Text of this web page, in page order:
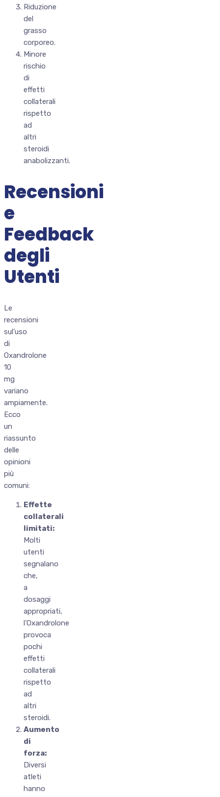
Riduzione
del
grasso
corporeo.
Minore
rischio
di
effetti
collaterali
rispetto
ad
altri
steroidi
anabolizzanti.
Recensioni
e
Feedback
degli
Utenti
Le
recensioni
sul’uso
di
Oxandrolone
10
mg
variano
ampiamente.
Ecco
un
riassunto
delle
opinioni
più
comuni:
Effette
collaterali
limitati:
Molti
utenti
segnalano
che,
a
dosaggi
appropriati,
l’Oxandrolone
provoca
pochi
effetti
collaterali
rispetto
ad
altri
steroidi.
Aumento
di
forza:
Diversi
atleti
hanno